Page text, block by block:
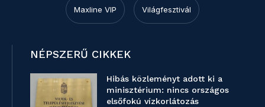
Maxline VIP Világfesztivál
NÉPSZERŰ CIKKEK
Hibás közleményt adott ki a
minisztérium: nincs országos
elsőfokú vízkorlátozás